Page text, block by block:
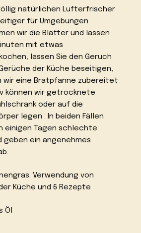
natürlichen Lufterfrischer
für Umgebungen
wir die Blätter und lassen
mit etwas
lassen Sie den Geruch
der Küche beseitigen,
wir eine Bratpfanne zubereitet
können wir getrocknete
oder auf die
legen : In beiden Fällen
einigen Tagen schlechte
geben ein angenehmes
Verwendung von
Küche und 6 Rezepte
Öl